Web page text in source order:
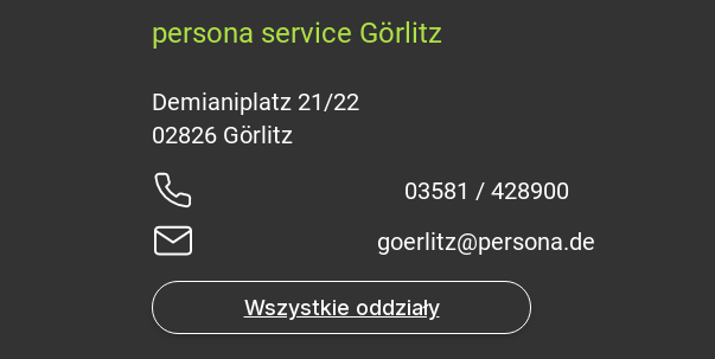
persona service Görlitz
Demianiplatz 21/22
03581 / 428900
goerlitz@persona.de
Wszystkie oddziały